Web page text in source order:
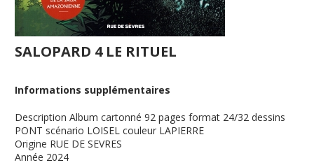
SALOPARD 4 LE RITUEL
Informations supplémentaires
Description Album cartonné 92 pages format 24/32 dessins
PONT scénario LOISEL couleur LAPIERRE
Origine RUE DE SEVRES
Année 2024